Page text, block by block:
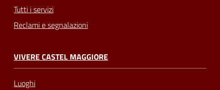
Tutti i servizi
Reclami e segnalazioni
VIVERE CASTEL MAGGIORE
Luoghi